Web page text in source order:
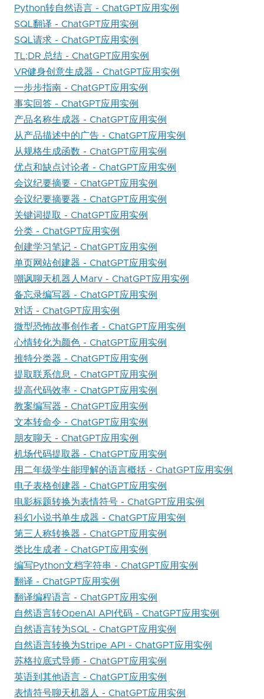
Python转自然语言 - ChatGPT应用实例
SQL翻译 - ChatGPT应用实例
SQL请求 - ChatGPT应用实例
TL;DR 总结 - ChatGPT应用实例
VR健身创意生成器 - ChatGPT应用实例
一步步指南 - ChatGPT应用实例
事实回答 - ChatGPT应用实例
产品名称生成器 - ChatGPT应用实例
从产品描述中的广告 - ChatGPT应用实例
从规格生成函数 - ChatGPT应用实例
优点和缺点讨论者 - ChatGPT应用实例
会议纪要摘要 - ChatGPT应用实例
会议纪要摘要器 - ChatGPT应用实例
关键词提取 - ChatGPT应用实例
分类 - ChatGPT应用实例
创建学习笔记 - ChatGPT应用实例
单页网站创建器 - ChatGPT应用实例
嘲讽聊天机器人Marv - ChatGPT应用实例
备忘录编写器 - ChatGPT应用实例
对话 - ChatGPT应用实例
微型恐怖故事创作者 - ChatGPT应用实例
心情转化为颜色 - ChatGPT应用实例
推特分类器 - ChatGPT应用实例
提取联系信息 - ChatGPT应用实例
提高代码效率 - ChatGPT应用实例
教案编写器 - ChatGPT应用实例
文本转命令 - ChatGPT应用实例
朋友聊天 - ChatGPT应用实例
机场代码提取器 - ChatGPT应用实例
用二年级学生能理解的语言概括 - ChatGPT应用实例
电子表格创建器 - ChatGPT应用实例
电影标题转换为表情符号 - ChatGPT应用实例
科幻小说书单生成器 - ChatGPT应用实例
第三人称转换器 - ChatGPT应用实例
类比生成者 - ChatGPT应用实例
编写Python文档字符串 - ChatGPT应用实例
翻译 - ChatGPT应用实例
翻译编程语言 - ChatGPT应用实例
自然语言转OpenAI API代码 - ChatGPT应用实例
自然语言转为SQL - ChatGPT应用实例
自然语言转换为Stripe API - ChatGPT应用实例
苏格拉底式导师 - ChatGPT应用实例
英语到其他语言 - ChatGPT应用实例
表情符号聊天机器人 - ChatGPT应用实例